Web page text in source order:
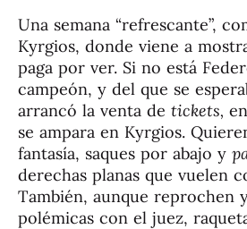
Una semana “refrescante”,
Kyrgios, donde viene a
paga por ver. Si no está
campeón, y del que se
arrancó la venta de tickets,
se ampara en Kyrgios.
fantasía, saques por abajo y
derechas planas que vuelen
También, aunque reprochen
polémicas con el juez,